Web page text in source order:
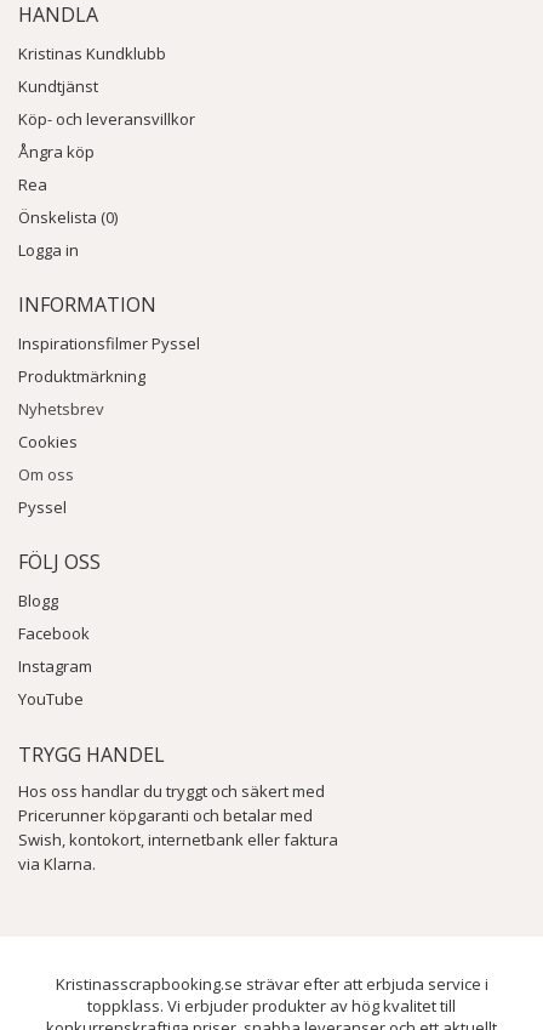
HANDLA
Kristinas Kundklubb
Kundtjänst
Köp- och leveransvillkor
Ångra köp
Rea
Önskelista (0)
Logga in
INFORMATION
Inspirationsfilmer Pyssel
Produktmärkning
Nyhetsbrev
Cookies
Om oss
Pyssel
FÖLJ OSS
Blogg
Facebook
Instagram
YouTube
TRYGG HANDEL
Hos oss handlar du tryggt och säkert med
Pricerunner köpgaranti och betalar med
Swish, kontokort, internetbank eller faktura
via Klarna.
Kristinasscrapbooking.se strävar efter att erbjuda service i
toppklass. Vi erbjuder produkter av hög kvalitet till